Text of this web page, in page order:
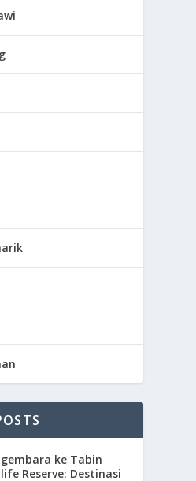
ke Tabin
Reserve: Destinasi